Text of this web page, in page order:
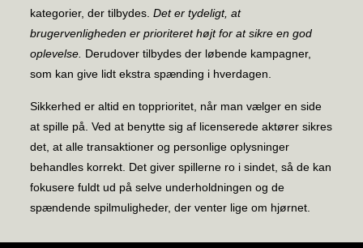
kategorier, der tilbydes. Det er tydeligt, at
brugervenligheden er prioriteret højt for at sikre en god
oplevelse. Derudover tilbydes der løbende kampagner,
som kan give lidt ekstra spænding i hverdagen.
Sikkerhed er altid en topprioritet, når man vælger en side
at spille på. Ved at benytte sig af licenserede aktører sikres
det, at alle transaktioner og personlige oplysninger
behandles korrekt. Det giver spillerne ro i sindet, så de kan
fokusere fuldt ud på selve underholdningen og de
spændende spilmuligheder, der venter lige om hjørnet.